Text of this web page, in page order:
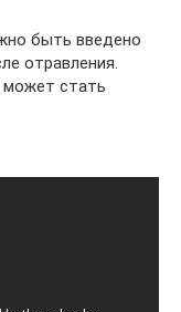
быть введено
отравления.
может стать